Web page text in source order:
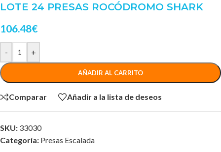
LOTE 24 PRESAS ROCÓDROMO SHARK
106.48€
- +
AÑADIR AL CARRITO
Comparar Añadir a la lista de deseos
SKU: 33030
Categoría: Presas Escalada